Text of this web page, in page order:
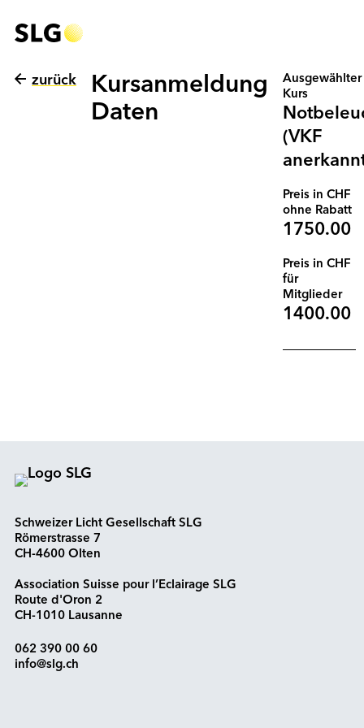
zurück
Kursanmeldung
Daten
Ausgewählter
Kurs
(VKF
Preis in CHF
ohne Rabatt
1750.00
Preis in CHF
für
Mitglieder
1400.00
Schweizer Licht Gesellschaft SLG
Römerstrasse 7
CH-4600 Olten
Association Suisse pour l’Eclairage SLG
Route d'Oron 2
CH-1010 Lausanne
062 390 00 60
info@slg.ch